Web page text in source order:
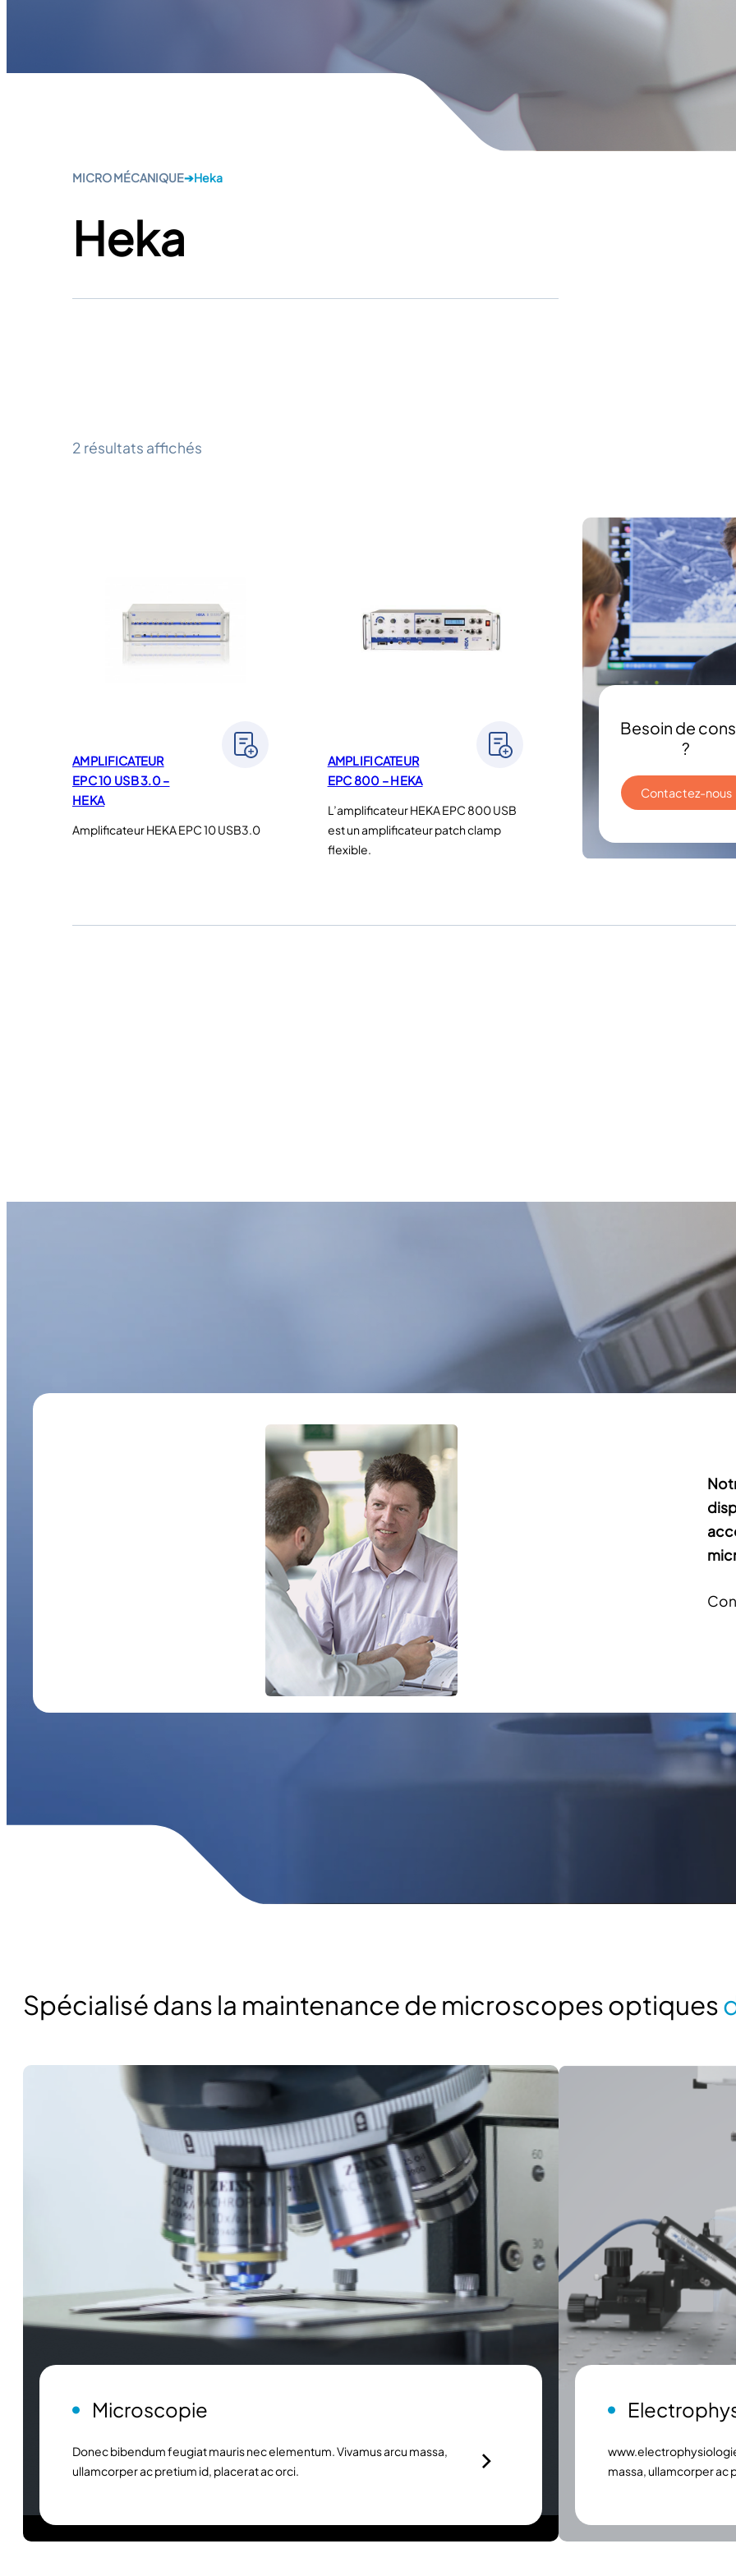
MICRO MÉCANIQUE➔Heka
Heka
2 résultats affichés
AMPLIFICATEUR
EPC 10 USB 3.0 –
HEKA
Amplificateur HEKA EPC 10 USB3.0
AMPLIFICATEUR
EPC 800 – HEKA
L’amplificateur HEKA EPC 800 USB
est un amplificateur patch clamp
flexible.
Besoin de
?
Contactez-nous
Spécialisé dans la maintenance de microscopes optiques
Microscopie
Donec bibendum feugiat mauris nec elementum. Vivamus arcu massa,
ullamcorper ac pretium id, placerat ac orci.
massa, ullamcorper ac